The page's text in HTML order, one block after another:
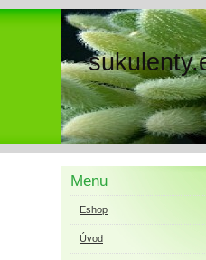
Menu
Eshop
Úvod